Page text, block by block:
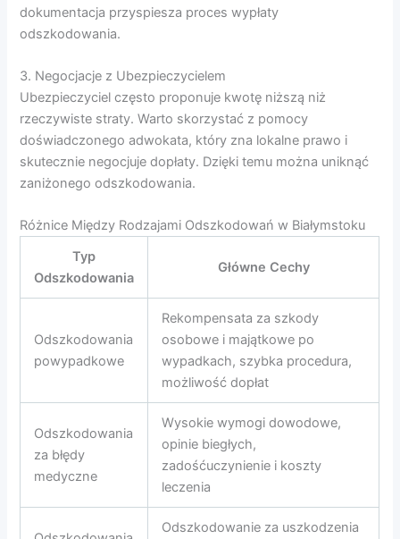
dokumentacja przyspiesza proces wypłaty
odszkodowania.
3. Negocjacje z Ubezpieczycielem
Ubezpieczyciel często proponuje kwotę niższą niż
rzeczywiste straty. Warto skorzystać z pomocy
doświadczonego adwokata, który zna lokalne prawo i
skutecznie negocjuje dopłaty. Dzięki temu można uniknąć
zaniżonego odszkodowania.
Różnice Między Rodzajami Odszkodowań w Białymstoku
Typ
Odszkodowania
Główne Cechy
Odszkodowania
powypadkowe
Rekompensata za szkody
osobowe i majątkowe po
wypadkach, szybka procedura,
możliwość dopłat
Odszkodowania
za błędy
medyczne
Wysokie wymogi dowodowe,
opinie biegłych,
zadośćuczynienie i koszty
leczenia
Odszkodowanie za uszkodzenia